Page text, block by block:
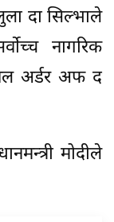
दा सिल्भाले
नागरिक
अर्डर अफ द
मोदीले